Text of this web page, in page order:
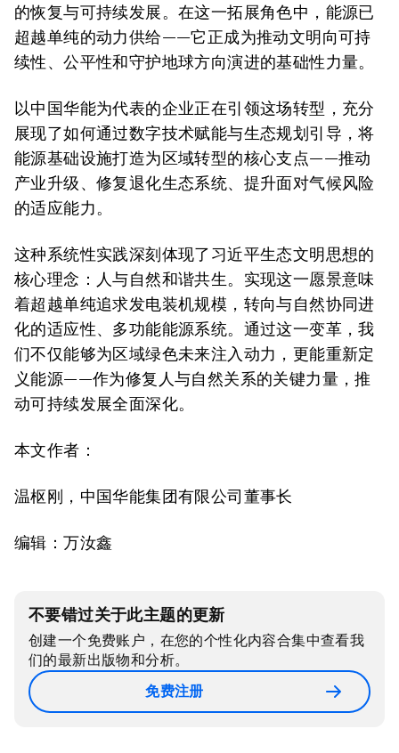
的恢复与可持续发展。在这一拓展角色中，能源已
超越单纯的动力供给——它正成为推动文明向可持
续性、公平性和守护地球方向演进的基础性力量。
以中国华能为代表的企业正在引领这场转型，充分
展现了如何通过数字技术赋能与生态规划引导，将
能源基础设施打造为区域转型的核心支点——推动
产业升级、修复退化生态系统、提升面对气候风险
的适应能力。
这种系统性实践深刻体现了习近平生态文明思想的
核心理念：人与自然和谐共生。实现这一愿景意味
着超越单纯追求发电装机规模，转向与自然协同进
化的适应性、多功能能源系统。通过这一变革，我
们不仅能够为区域绿色未来注入动力，更能重新定
义能源——作为修复人与自然关系的关键力量，推
动可持续发展全面深化。
本文作者：
温枢刚，中国华能集团有限公司董事长
编辑：万汝鑫
不要错过关于此主题的更新
创建一个免费账户，在您的个性化内容合集中查看我
们的最新出版物和分析。
免费注册